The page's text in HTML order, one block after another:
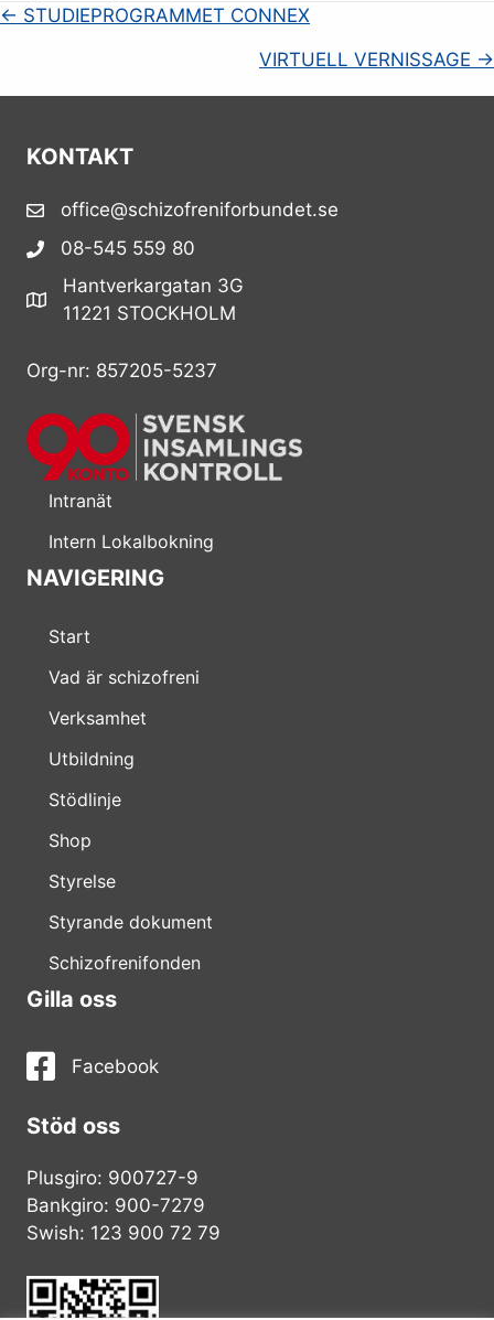
Posts
← STUDIEPROGRAMMET CONNEX
VIRTUELL VERNISSAGE →
KONTAKT
office@schizofreniforbundet.se
08-545 559 80
Hantverkargatan 3G
11221 STOCKHOLM
Org-nr: 857205-5237
Intranät
Intern Lokalbokning
NAVIGERING
Start
Vad är schizofreni
Verksamhet
Utbildning
Stödlinje
Shop
Styrelse
Styrande dokument
Schizofrenifonden
Gilla oss
Facebook
Stöd oss
Plusgiro: 900727-9
Bankgiro: 900-7279
Swish: 123 900 72 79